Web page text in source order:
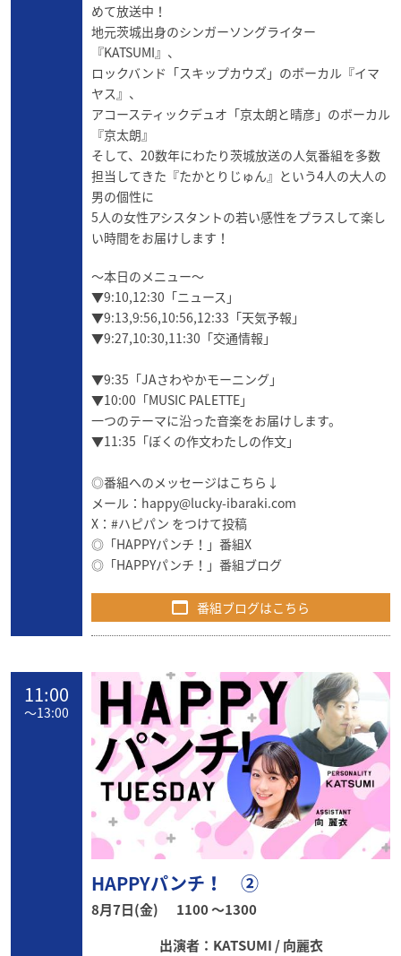
めて放送中！
地元茨城出身のシンガーソングライター
『KATSUMI』、
ロックバンド「スキップカウズ」のボーカル『イマ
ヤス』、
アコースティックデュオ「京太朗と晴彦」のボーカル
『京太朗』
そして、20数年にわたり茨城放送の人気番組を多数
担当してきた『たかとりじゅん』という4人の大人の
男の個性に
5人の女性アシスタントの若い感性をプラスして楽し
い時間をお届けします！
～本日のメニュー～
▼9:10,12:30「ニュース」
▼9:13,9:56,10:56,12:33「天気予報」
▼9:27,10:30,11:30「交通情報」
▼9:35「JAさわやかモーニング」
▼10:00「MUSIC PALETTE」
一つのテーマに沿った音楽をお届けします。
▼11:35「ぼくの作文わたしの作文」
◎番組へのメッセージはこちら↓
メール： happy@lucky-ibaraki.com
X：#ハピパン をつけて投稿
◎「HAPPYパンチ！」番組X
◎「HAPPYパンチ！」番組ブログ
番組ブログはこちら
11:00
〜13:00
HAPPYパンチ！ ②
8月7日(金)
1100 〜1300
出演者：KATSUMI / 向麗衣